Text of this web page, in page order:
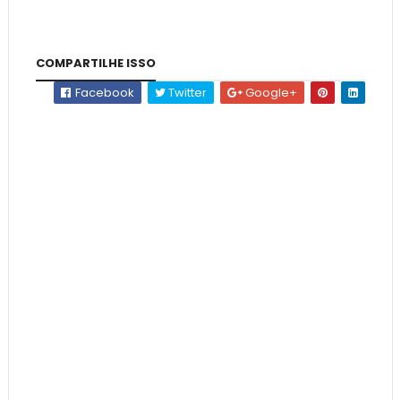
COMPARTILHE ISSO
Facebook
Twitter Google+